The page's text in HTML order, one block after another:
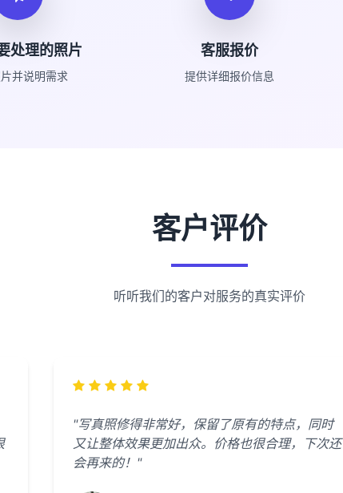
处理的照片
并说明需求
客服报价
提供详细报价信息
客户评价
听听我们的客户对服务的真实评价
"写真照修得非常好，保留了原有的特点，同时
又让整体效果更加出众。价格也很合理，下次还
会再来的！"